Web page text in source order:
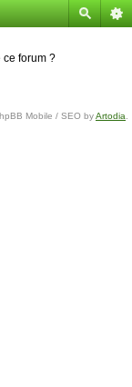
ce forum ?
Mobile / SEO byArtodia